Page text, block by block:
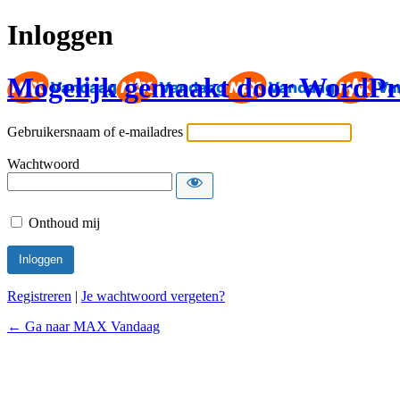
Inloggen
Mogelijk gemaakt door
Gebruikersnaam of e-mailadres
Wachtwoord
Onthoud mij
Registreren | Je wachtwoord vergeten?
← Ga naar MAX Vandaag